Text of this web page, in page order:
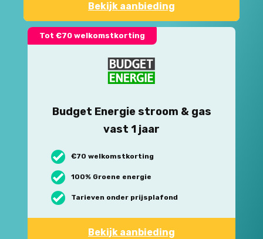
Bekijk aanbieding
Tot €70 welkomstkorting
Budget Energie stroom & gas
vast 1 jaar
€70 welkomstkorting
100% Groene energie
Tarieven onder prijsplafond
Bekijk aanbieding